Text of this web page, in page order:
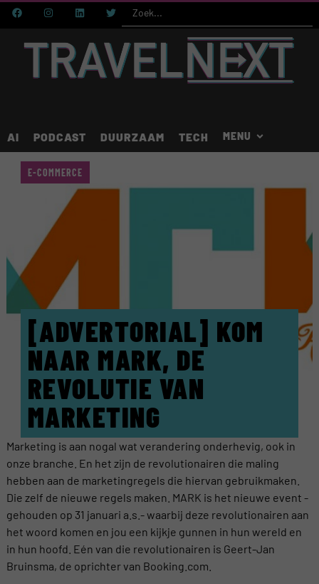
AI PODCAST DUURZAAM TECH
[ADVERTORIAL] KOM
NAAR MARK, DE
REVOLUTIE VAN
MARKETING
E-COMMERCE
Marketing is aan nogal wat verandering onderhevig, ook in
onze branche. En het zijn de revolutionairen die maling
hebben aan de marketingregels die hiervan gebruikmaken.
Die zelf de nieuwe regels maken. MARK is het nieuwe event -
gehouden op 31 januari a.s.- waarbij deze revolutionairen aan
het woord komen en jou een kijkje gunnen in hun wereld en
in hun hoofd. Eén van die revolutionairen is Geert-Jan
Bruinsma, de oprichter van Booking.com.